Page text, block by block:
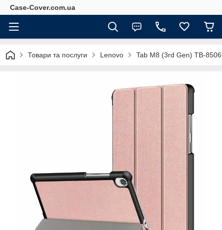
Case-Cover.com.ua
Товари та послуги Lenovo Tab M8 (3rd Gen) TB-